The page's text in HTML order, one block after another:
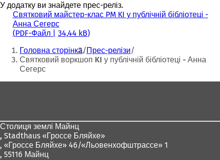
У додатку ви знайдете прес-реліз.
Святковий майстер-клас PM KI у публічній бібліотеці -
Анна Сегерс
PDF-Файл 34,44 kB
Ти
тут:
Головна сторінка Прес-релізи
Святковий воркшоп KI у публічній бібліотеці - Анна
Сегерс
Столиця землі Майнц
, Stadthaus «Гроссе Бляйхе»
, «Гроссе Бляйхе» 46/«Льовенхофштрассе» 1
, 55116 Майнц